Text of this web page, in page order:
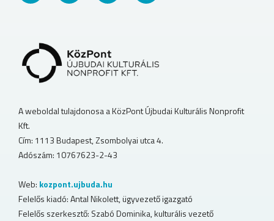
A weboldal tulajdonosa a KözPont Újbudai Kulturális Nonprofit
Kft.
Cím: 1113 Budapest, Zsombolyai utca 4.
Adószám: 10767623-2-43
Web: kozpont.ujbuda.hu
Felelős kiadó: Antal Nikolett, ügyvezető igazgató
Felelős szerkesztő: Szabó Dominika, kulturális vezető